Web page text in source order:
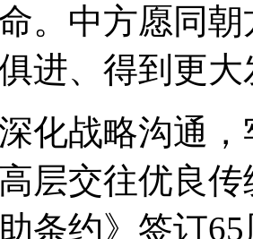
。中方愿同
进、得到更
略沟通，牢
层交往优良
条约》签订